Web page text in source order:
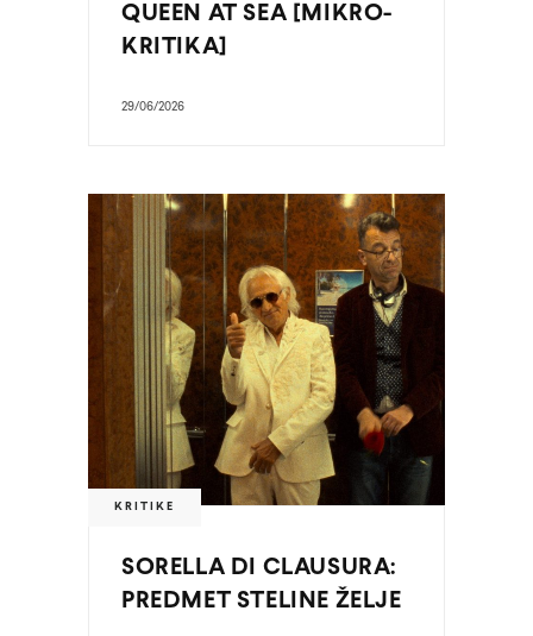
QUEEN AT SEA [MIKRO-
KRITIKA]
29/06/2026
KRITIKE
SORELLA DI CLAUSURA:
PREDMET STELINE ŽELJE